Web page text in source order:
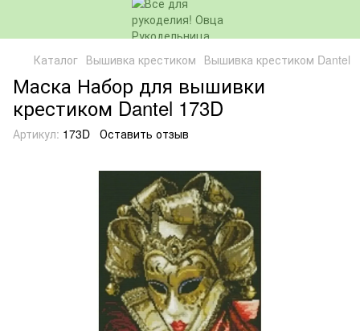
Каталог Вышивка крестиком Вышивка крестиком Dantel
Маска Набор для вышивки
крестиком Dantel 173D
Артикул: 173D Оставить отзыв